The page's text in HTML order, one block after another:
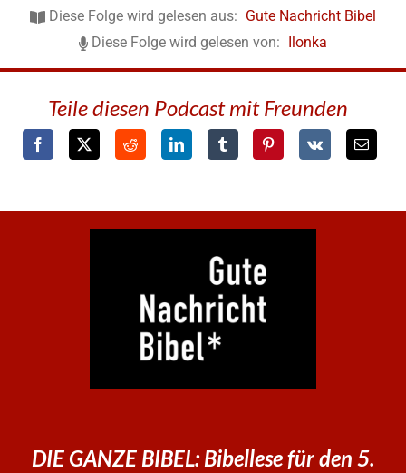
Diese Folge wird gelesen aus: Gute Nachricht Bibel
Diese Folge wird gelesen von: Ilonka
Teile diesen Podcast mit Freunden
DIE GANZE BIBEL: Bibellese für den 5.